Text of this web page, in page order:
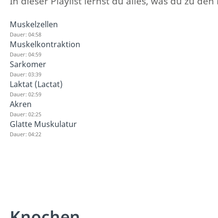
Muskelzellen
Dauer: 04:58
Muskelkontraktion
Dauer: 04:59
Sarkomer
Dauer: 03:39
Laktat (Lactat)
Dauer: 02:59
Akren
Dauer: 02:25
Glatte Muskulatur
Dauer: 04:22